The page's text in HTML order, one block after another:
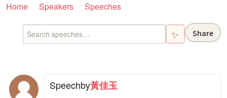
Home Speakers Speeches
✨ Share
Speechby黃佳玉